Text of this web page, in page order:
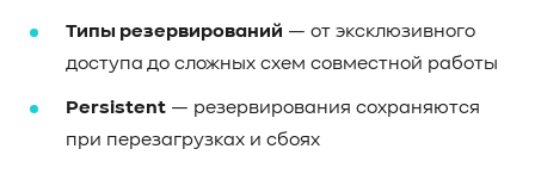
Типы резервирований — от эксклюзивного
доступа до сложных схем совместной работы
Persistent — резервирования сохраняются
при перезагрузках и сбоях